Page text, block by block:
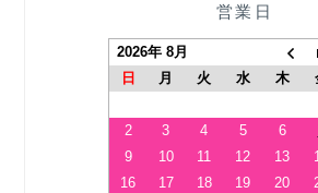
営業日
2026年 8月
日
月 火 水 木
2
3 4 5 6
9
10 11 12 13
16
17 18 19 20